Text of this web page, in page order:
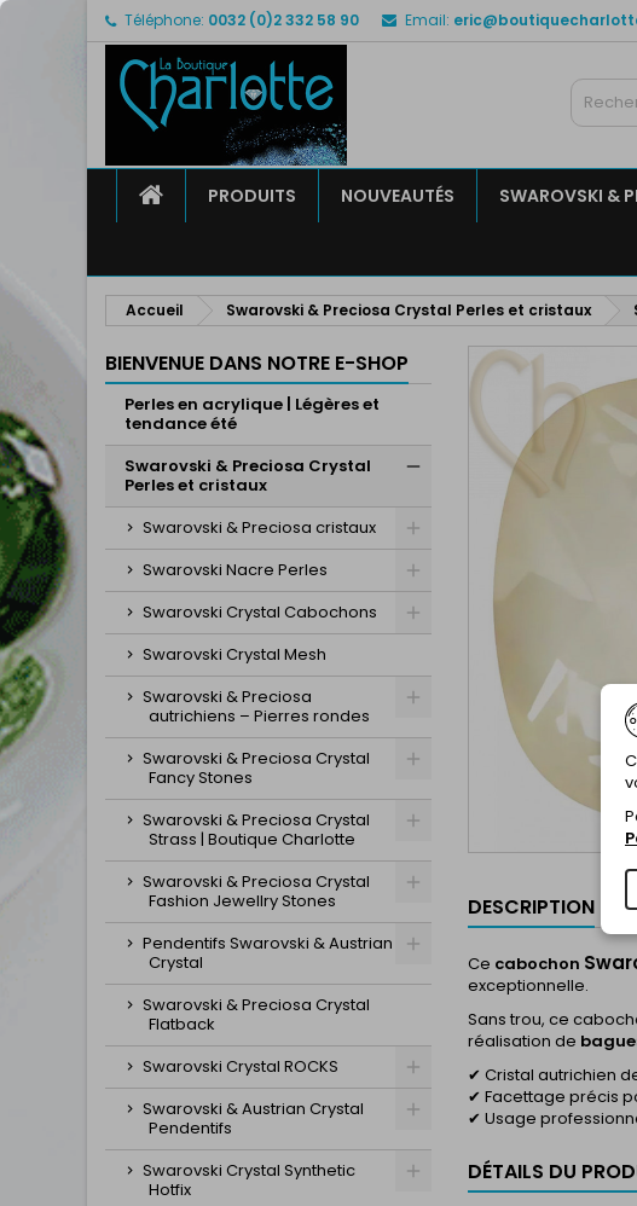
Téléphone: 0032 (0)2 332 58 90 Email:
ACCUEILPRODUITS NOUVEAUTÉS SWAROVSKI &
Accueil Swarovski & Preciosa Crystal Perles et cristaux
BIENVENUE DANS NOTRE E-SHOP
Perles en acrylique | Légères et
tendance été
Swarovski & Preciosa Crystal
Perles et cristaux
Swarovski & Preciosa cristaux
Swarovski Nacre Perles
Swarovski Crystal Cabochons
Swarovski Crystal Mesh
Swarovski & Preciosa
autrichiens – Pierres rondes
Swarovski & Preciosa Crystal
Fancy Stones
Swarovski & Preciosa Crystal
Strass | Boutique Charlotte
Swarovski & Preciosa Crystal
Fashion Jewellry Stones
Pendentifs Swarovski & Austrian
Crystal
Swarovski & Preciosa Crystal
Flatback
Swarovski Crystal ROCKS
Swarovski & Austrian Crystal
Pendentifs
Swarovski Crystal Synthetic
Hotfix
DESCRIPTION
Ce cabochon
exceptionnelle.
Sans trou, ce
réalisation de
✔ Cristal autrichien
✔ Facettage précis
✔ Usage
DÉTAILS DU
Mes
Créer un
Créer
Vous devez